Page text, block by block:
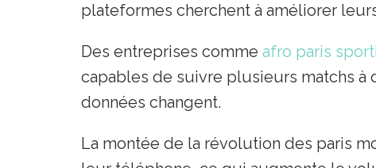
plateformes cherchent à améliorer
Des entreprises comme afro paris
capables de suivre plusieurs matchs à
données changent.
La montée de la révolution des paris